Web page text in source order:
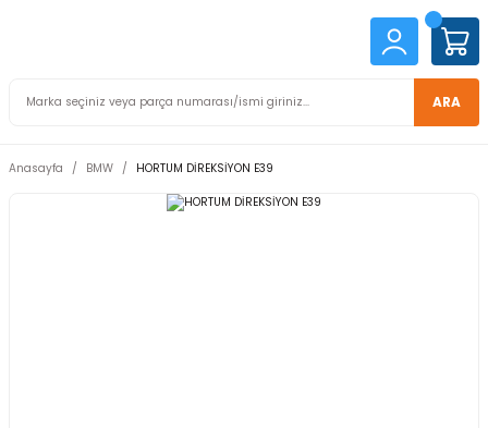
ARA
Anasayfa BMW HORTUM DİREKSİYON E39